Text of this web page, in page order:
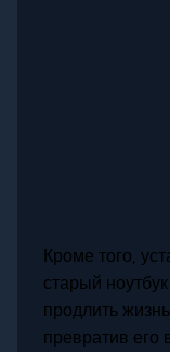
Кроме того,
старый
продлить
превратив